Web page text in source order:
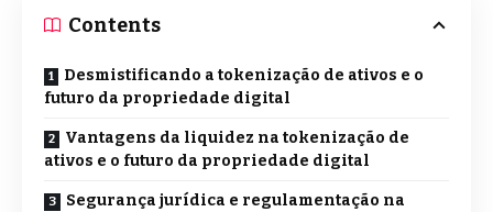
Contents
Desmistificando a tokenização de ativos e o
futuro da propriedade digital
Vantagens da liquidez na tokenização de
ativos e o futuro da propriedade digital
Segurança jurídica e regulamentação na